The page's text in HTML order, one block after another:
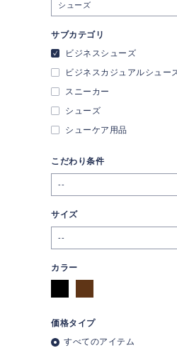
ORIHICA LUXE 姫路レザ
10%OFF
ァー
シューズ
サブカテゴリ
ビジネスシューズ
ビジネスカジュアルシュー
スニーカー
シューズ
シューケア用品
こだわり条件
--
サイズ
--
カラー
価格タイプ
すべてのアイテム